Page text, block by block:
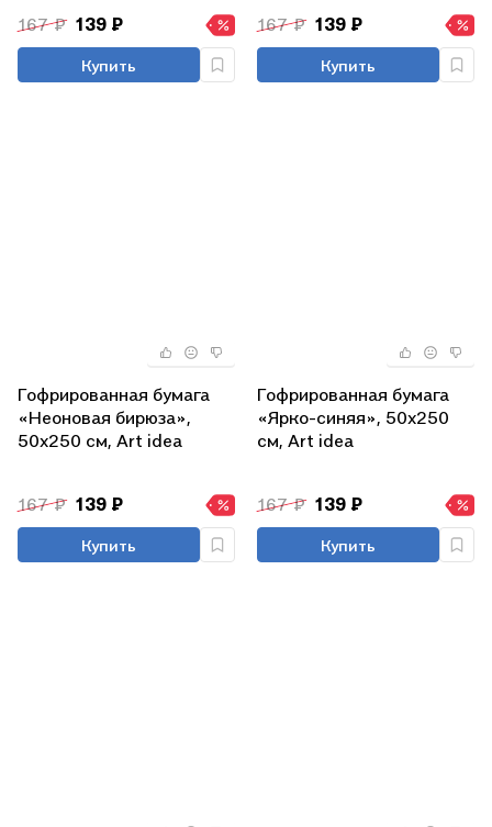
167 ₽ 139 ₽
Купить
167 ₽ 139 ₽
Купить
Гофрированная бумага
«Неоновая бирюза»,
50х250 см, Art idea
167 ₽ 139 ₽
Купить
Гофрированная бумага
«Ярко-синяя», 50х250
см, Art idea
167 ₽ 139 ₽
Купить